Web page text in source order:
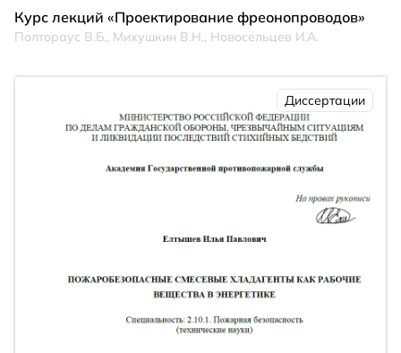
Курс лекций «Проектирование фреонопроводов»
Полтораус В.Б., Михушкин В.Н., Новосельцев И.А.
Диссертации